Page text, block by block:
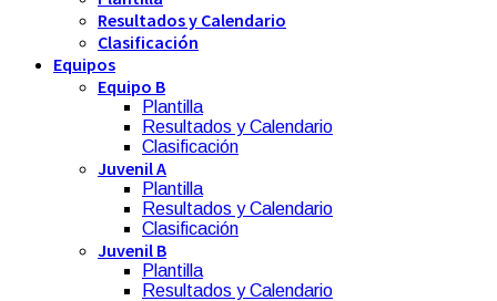
Resultados y Calendario
Clasificación
Equipos
Equipo B
Plantilla
Resultados y Calendario
Clasificación
Juvenil A
Plantilla
Resultados y Calendario
Clasificación
Juvenil B
Plantilla
Resultados y Calendario